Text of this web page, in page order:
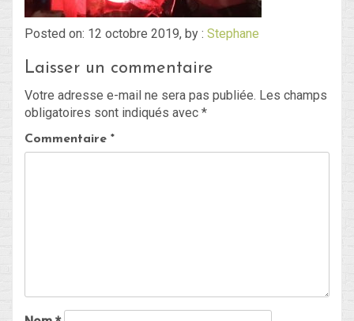
Posted on: 12 octobre 2019, by : Stephane
Laisser un commentaire
Votre adresse e-mail ne sera pas publiée. Les champs
obligatoires sont indiqués avec *
Commentaire *